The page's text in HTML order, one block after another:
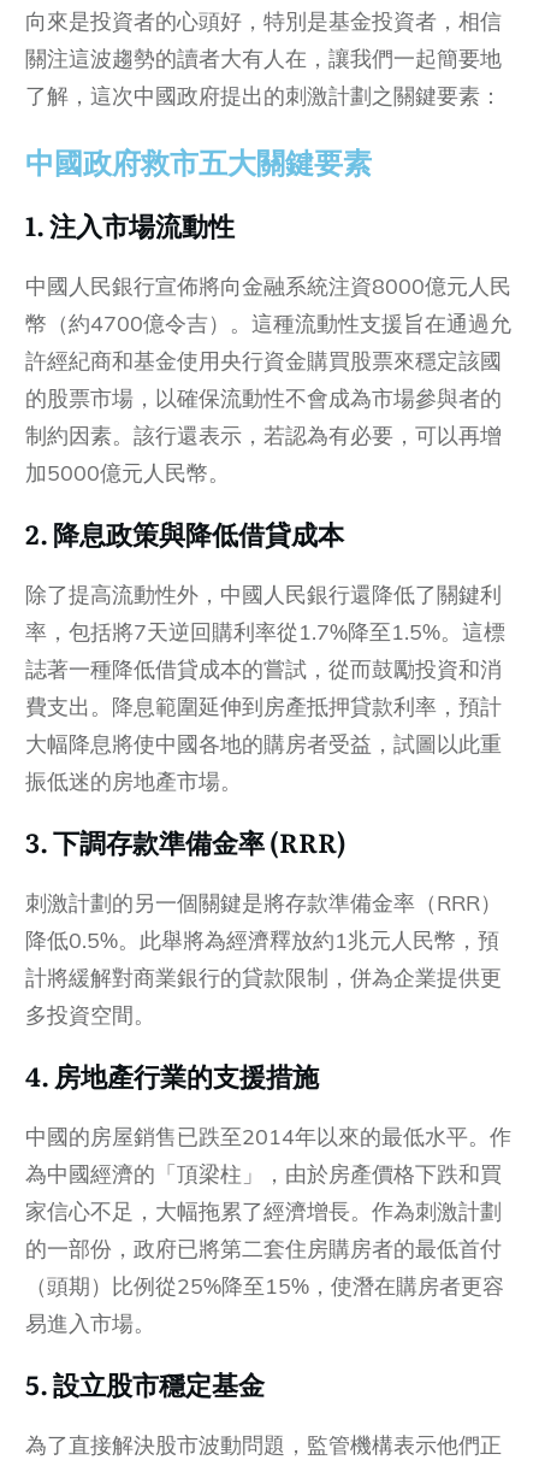
向來是投資者的心頭好，特別是基金投資者，相信
關注這波趨勢的讀者大有人在，讓我們一起簡要地
了解，這次中國政府提出的刺激計劃之關鍵要素：
中國政府救市五大關鍵要素
1. 注入市場流動性
中國人民銀行宣佈將向金融系統注資8000億元人民
幣（約4700億令吉）。這種流動性支援旨在通過允
許經紀商和基金使用央行資金購買股票來穩定該國
的股票市場，以確保流動性不會成為市場參與者的
制約因素。該行還表示，若認為有必要，可以再增
加5000億元人民幣。
2. 降息政策與降低借貸成本
除了提高流動性外，中國人民銀行還降低了關鍵利
率，包括將7天逆回購利率從1.7%降至1.5%。這標
誌著一種降低借貸成本的嘗試，從而鼓勵投資和消
費支出。降息範圍延伸到房產抵押貸款利率，預計
大幅降息將使中國各地的購房者受益，試圖以此重
振低迷的房地產市場。
3. 下調存款準備金率 (RRR)
刺激計劃的另一個關鍵是將存款準備金率（RRR）
降低0.5%。此舉將為經濟釋放約1兆元人民幣，預
計將緩解對商業銀行的貸款限制，併為企業提供更
多投資空間。
4. 房地產行業的支援措施
中國的房屋銷售已跌至2014年以來的最低水平。作
為中國經濟的「頂梁柱」，由於房產價格下跌和買
家信心不足，大幅拖累了經濟增長。作為刺激計劃
的一部份，政府已將第二套住房購房者的最低首付
（頭期）比例從25%降至15%，使潛在購房者更容
易進入市場。
5. 設立股市穩定基金
為了直接解決股市波動問題，監管機構表示他們正